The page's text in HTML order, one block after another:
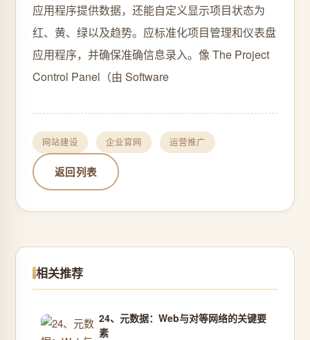
应用程序提供数据，还能自定义显示项目状态为
红、黄、绿以及趋势。应标准化项目管理和仪表盘
应用程序，并确保准确信息录入。像 The Project
Control Panel（由 Software
网站建设 企业官网 运营推广
返回列表
相关推荐
24、元数据：Web与对等网络的关键要
素